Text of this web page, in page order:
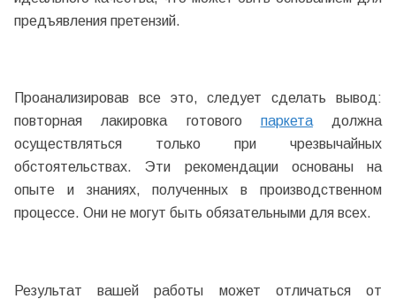
предъявления претензий.
Проанализировав все это, следует сделать вывод:
повторная лакировка готового паркетадолжна
осуществляться только при чрезвычайных
обстоятельствах. Эти рекомендации основаны на
опыте и знаниях, полученных в производственном
процессе. Они не могут быть обязательными для всех.
Результат вашей работы может отличаться от